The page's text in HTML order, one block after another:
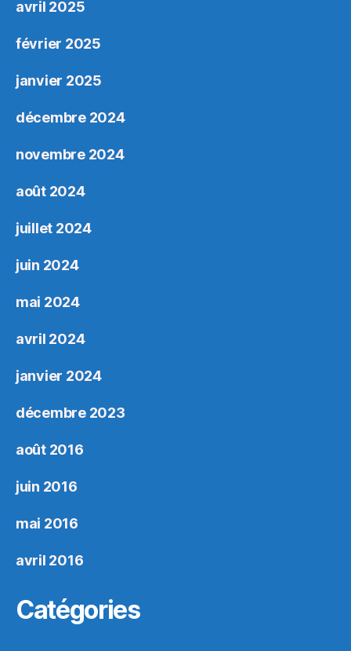
avril 2025
février 2025
janvier 2025
décembre 2024
novembre 2024
août 2024
juillet 2024
juin 2024
mai 2024
avril 2024
janvier 2024
décembre 2023
août 2016
juin 2016
mai 2016
avril 2016
Catégories